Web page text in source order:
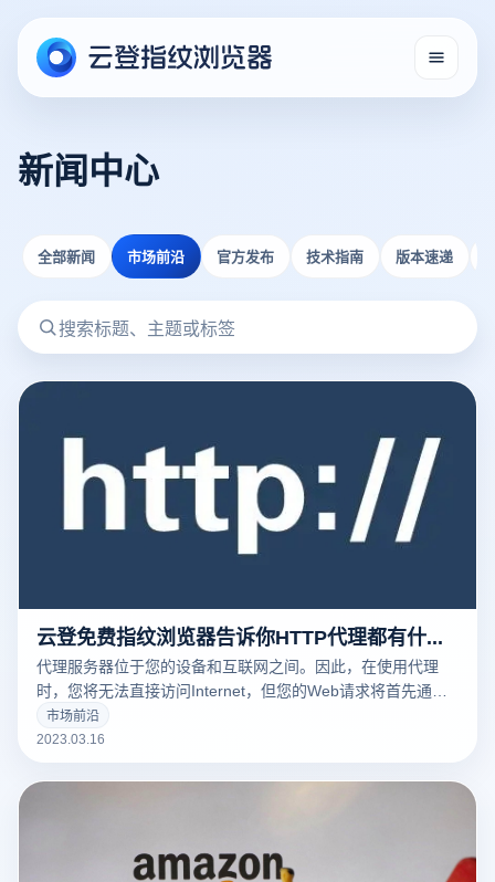
新闻中心
全部新闻 市场前沿 官方发布 技术指南 版本速递
云登免费指纹浏览器告诉你HTTP代理都有什么常见的用途
代理服务器位于您的设备和互联网之间。因此，在使用代理
时，您将无法直接访问Internet，但您的Web请求将首先通过
代理路由，然后再发送到Web服务器。
市场前沿
2023.03.16